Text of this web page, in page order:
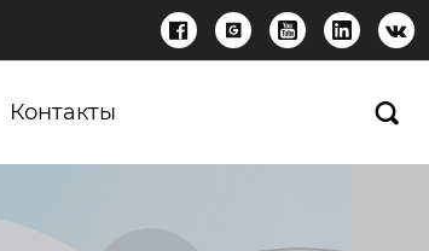
    
Контакты 